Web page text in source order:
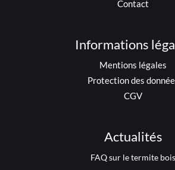
Contact
Informations
Mentions légales
Protection des
CGV
Actualités
FAQ sur le termite bois